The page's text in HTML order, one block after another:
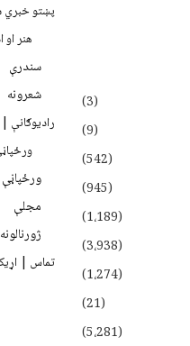
(3)
(9)
(542)
(945)
(1،189)
(3،938)
(1،274)
(21)
(5،281)
پښتو
هنر او
سندرې
شعرونه
رادیوګانې
ورځپاڼې
مجلې
ژورنالونه
تماس |